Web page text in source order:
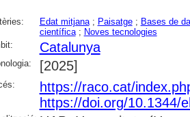
Edat mitjana; Paisatge; Bases de
científica; Noves tecnologies
Catalunya
[2025]
https://raco.cat/
https://doi.org/10.1344/